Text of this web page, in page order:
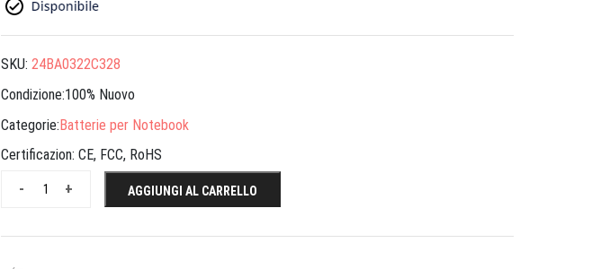
SKU: 24BA0322C328
Condizione:100% Nuovo
Categorie:Batterie per Notebook
Certificazion: CE, FCC, RoHS
+
- AGGIUNGI AL CARRELLO